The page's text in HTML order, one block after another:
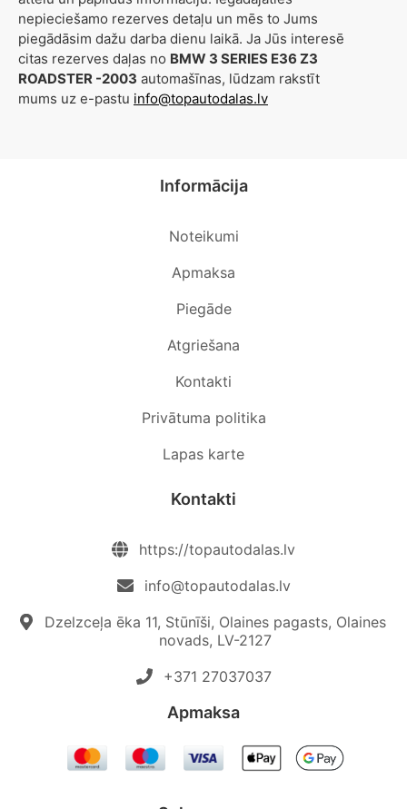
nepieciešamo rezerves detaļu un mēs to Jums
piegādāsim dažu darba dienu laikā. Ja Jūs interesē
citas rezerves daļas no BMW 3 SERIES E36 Z3
ROADSTER -2003 automašīnas, lūdzam rakstīt
mums uz e-pastu info@topautodalas.lv
Informācija
Noteikumi
Apmaksa
Piegāde
Atgriešana
Kontakti
Privātuma politika
Lapas karte
Kontakti
https://topautodalas.lv
info@topautodalas.lv
Dzelzceļa ēka 11, Stūnīši, Olaines pagasts, Olaines
novads, LV-2127
+371 27037037‬
Apmaksa